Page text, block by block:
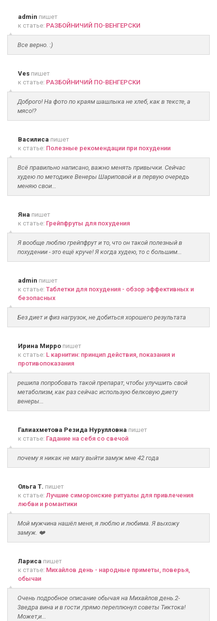
admin пишет
к статье: РАЗБОЙНИЧИЙ ПО-ВЕНГЕРСКИ
Все верно. :)
Ves пишет
к статье: РАЗБОЙНИЧИЙ ПО-ВЕНГЕРСКИ
Доброго! На фото по краям шашлыка не хлеб, как в тексте, а
мясо!?
Василиса пишет
к статье: Полезные рекомендации при похудении
Всё правильно написано, важно менять привычки. Сейчас
худею по методике Венеры Шариповой и в первую очередь
меняю свои...
Яна пишет
к статье: Грейпфруты для похудения
Я вообще люблю грейпфрут и то, что он такой полезный в
похудении - это ещё круче! Я когда худею, то с большим...
admin пишет
к статье: Таблетки для похудения - обзор эффективных и
безопасных
Без диет и физ нагрузок, не добиться хорошего результата
Ирина Мирро пишет
к статье: L карнитин: принцип действия, показания и
противопоказания
решила попробовать такой препарат, чтобы улучшить свой
метаболизм, как раз сейчас использую белковую диету
венеры...
Галиахметова Резида Нурулловна пишет
к статье: Гадание на себя со свечой
почему я никак не магу выйти замуж мне 42 года
Ольга Т. пишет
к статье: Лучшие симоронские ритуалы для привлечения
любви и романтики
Мой мужчина нашёл меня, я люблю и любима. Я выхожу
замуж. ❤️
Лариса пишет
к статье: Михайлов день - народные приметы, поверья,
обычаи
Очень подробное описание обычая на Михайлов день.2-
3ведра вина и в гости ,прямо переплюнул советы Тиктока!
Может,и...